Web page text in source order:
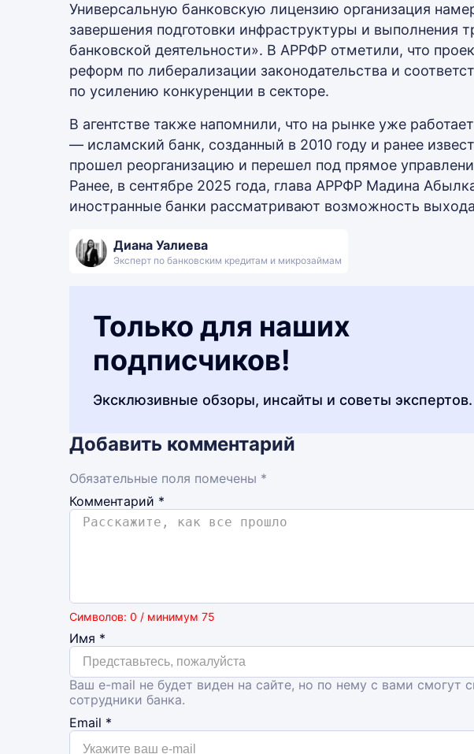
Универсальную банковскую лицензию организация
завершения подготовки инфраструктуры и выполнения
банковской деятельности». В АРРФР отметили, что
реформ по либерализации законодательства и
по усилению конкуренции в секторе.
В агентстве также напомнили, что на рынке уже работает
— исламский банк, созданный в 2010 году и ранее
прошел реорганизацию и перешел под прямое
Ранее, в сентябре 2025 года, глава АРРФР Мадина
иностранные банки рассматривают возможность
Диана Уалиева
Эксперт по банковским кредитам и микрозаймам
Только для наших
подписчиков!
Эксклюзивные обзоры, инсайты и советы экспертов.
Добавить комментарий
Обязательные поля помечены *
Комментарий *
Символов: 0 / минимум 75
Имя *
Ваш e-mail не будет виден на сайте, но по нему с вами смогут
сотрудники банка.
Email *